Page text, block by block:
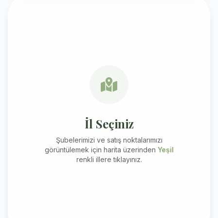
İl Seçiniz
Şubelerimizi ve satış noktalarımızı
görüntülemek için harita üzerinden Yeşil
renkli illere tıklayınız.